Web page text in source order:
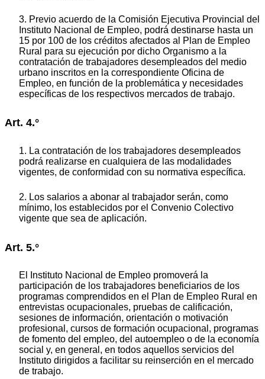
3. Previo acuerdo de la Comisión Ejecutiva Provincial del
Instituto Nacional de Empleo, podrá destinarse hasta un
15 por 100 de los créditos afectados al Plan de Empleo
Rural para su ejecución por dicho Organismo a la
contratación de trabajadores desempleados del medio
urbano inscritos en la correspondiente Oficina de
Empleo, en función de la problemática y necesidades
específicas de los respectivos mercados de trabajo.
Art. 4.°
1. La contratación de los trabajadores desempleados
podrá realizarse en cualquiera de las modalidades
vigentes, de conformidad con su normativa específica.
2. Los salarios a abonar al trabajador serán, como
mínimo, los establecidos por el Convenio Colectivo
vigente que sea de aplicación.
Art. 5.°
El Instituto Nacional de Empleo promoverá la
participación de los trabajadores beneficiarios de los
programas comprendidos en el Plan de Empleo Rural en
entrevistas ocupacionales, pruebas de calificación,
sesiones de información, orientación o motivación
profesional, cursos de formación ocupacional, programas
de fomento del empleo, del autoempleo o de la economía
social y, en general, en todos aquellos servicios del
Instituto dirigidos a facilitar su reinserción en el mercado
de trabajo.